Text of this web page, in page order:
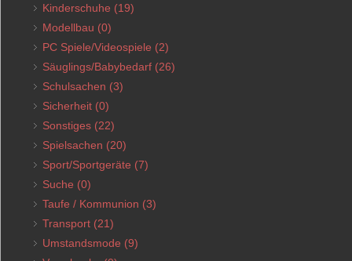
Kinderschuhe (19)
Modellbau (0)
PC Spiele/Videospiele (2)
Säuglings/Babybedarf (26)
Schulsachen (3)
Sicherheit (0)
Sonstiges (22)
Spielsachen (20)
Sport/Sportgeräte (7)
Suche (0)
Taufe / Kommunion (3)
Transport (21)
Umstandsmode (9)